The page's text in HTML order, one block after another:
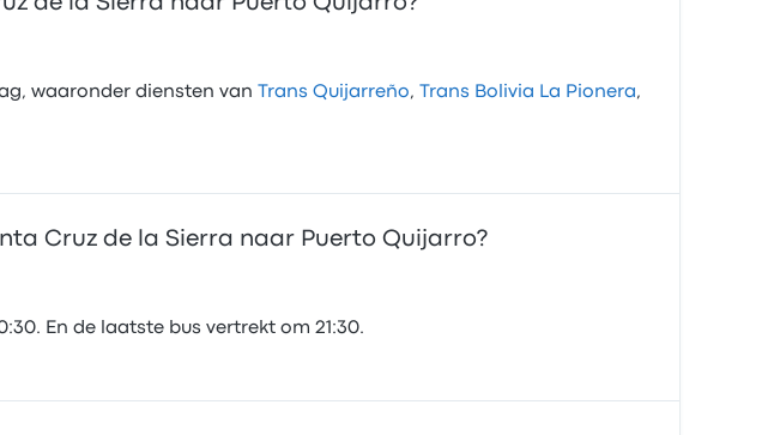
waaronder diensten van Trans Quijarreño, Trans Bolivia La Pionera,
Cruz de la Sierra naar Puerto Quijarro?
En de laatste bus vertrekt om 21:30.